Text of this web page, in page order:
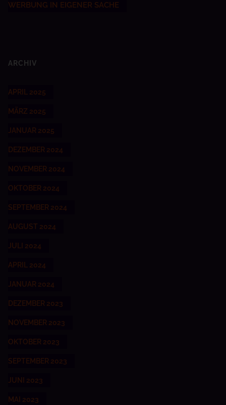
WERBUNG IN EIGENER SACHE
ARCHIV
APRIL 2025
MÄRZ 2025
JANUAR 2025
DEZEMBER 2024
NOVEMBER 2024
OKTOBER 2024
SEPTEMBER 2024
AUGUST 2024
JULI 2024
APRIL 2024
JANUAR 2024
DEZEMBER 2023
NOVEMBER 2023
OKTOBER 2023
SEPTEMBER 2023
JUNI 2023
MAI 2023